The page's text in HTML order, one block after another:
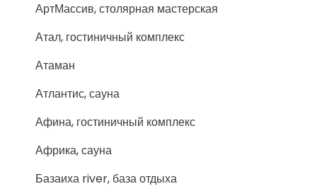
АртМассив, столярная мастерская
Атал, гостиничный комплекс
Атаман
Атлантис, сауна
Афина, гостиничный комплекс
Африка, сауна
Базаиха river, база отдыха